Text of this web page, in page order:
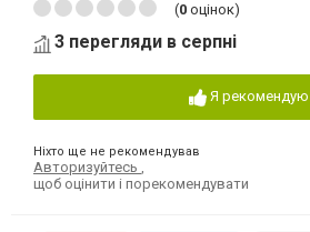
(0 оцінок)
3 перегляди в серпні
Я рекомендую
Ніхто ще не рекомендував
Авторизуйтесь
щоб оцінити і порекомендувати